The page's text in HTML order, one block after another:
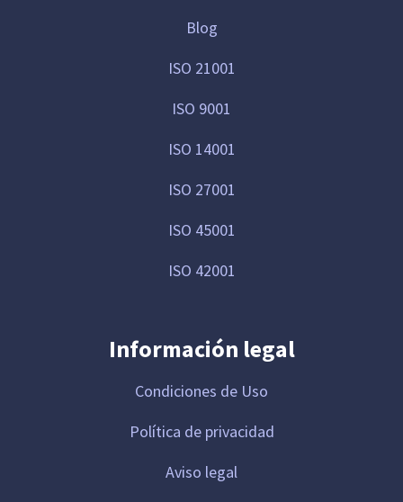
Blog
ISO 21001
ISO 9001
ISO 14001
ISO 27001
ISO 45001
ISO 42001
Información legal
Condiciones de Uso
Política de privacidad
Aviso legal